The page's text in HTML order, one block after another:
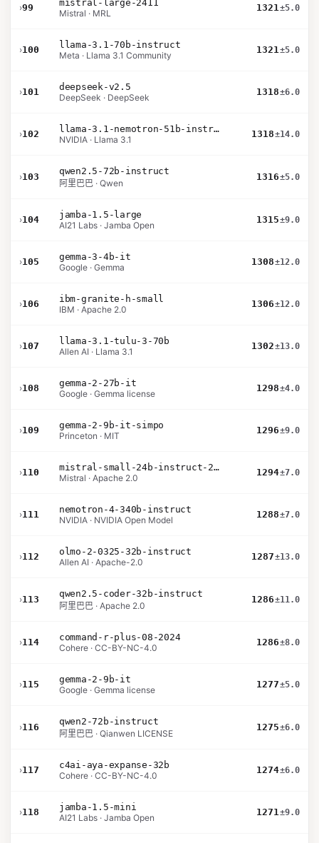
›99
mistral-large-2411
Mistral · MRL
1321±5.0
›100
llama-3.1-70b-instruct
Meta · Llama 3.1 Community
1321±5.0
›101
deepseek-v2.5
DeepSeek · DeepSeek
1318±6.0
›102
llama-3.1-nemotron-51b-instruct
NVIDIA · Llama 3.1
1318±14.0
›103
qwen2.5-72b-instruct
阿里巴巴 · Qwen
1316±5.0
›104
jamba-1.5-large
AI21 Labs · Jamba Open
1315±9.0
›105
gemma-3-4b-it
Google · Gemma
1308±12.0
›106
ibm-granite-h-small
IBM · Apache 2.0
1306±12.0
›107
llama-3.1-tulu-3-70b
Allen AI · Llama 3.1
1302±13.0
›108
gemma-2-27b-it
Google · Gemma license
1298±4.0
›109
gemma-2-9b-it-simpo
Princeton · MIT
1296±9.0
›110
mistral-small-24b-instruct-2501
Mistral · Apache 2.0
1294±7.0
›111
nemotron-4-340b-instruct
NVIDIA · NVIDIA Open Model
1288±7.0
›112
olmo-2-0325-32b-instruct
Allen AI · Apache-2.0
1287±13.0
›113
qwen2.5-coder-32b-instruct
阿里巴巴 · Apache 2.0
1286±11.0
›114
command-r-plus-08-2024
Cohere · CC-BY-NC-4.0
1286±8.0
›115
gemma-2-9b-it
Google · Gemma license
1277±5.0
›116
qwen2-72b-instruct
阿里巴巴 · Qianwen LICENSE
1275±6.0
›117
c4ai-aya-expanse-32b
Cohere · CC-BY-NC-4.0
1274±6.0
›118
jamba-1.5-mini
AI21 Labs · Jamba Open
1271±9.0